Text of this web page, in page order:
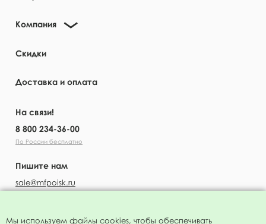
Компания
Скидки
Доставка и оплата
На связи!
8 800 234-36-00
По России бесплатно
Пишите нам
sale@mfpoisk.ru
Мы используем файлы cookies, чтобы обеспечивать